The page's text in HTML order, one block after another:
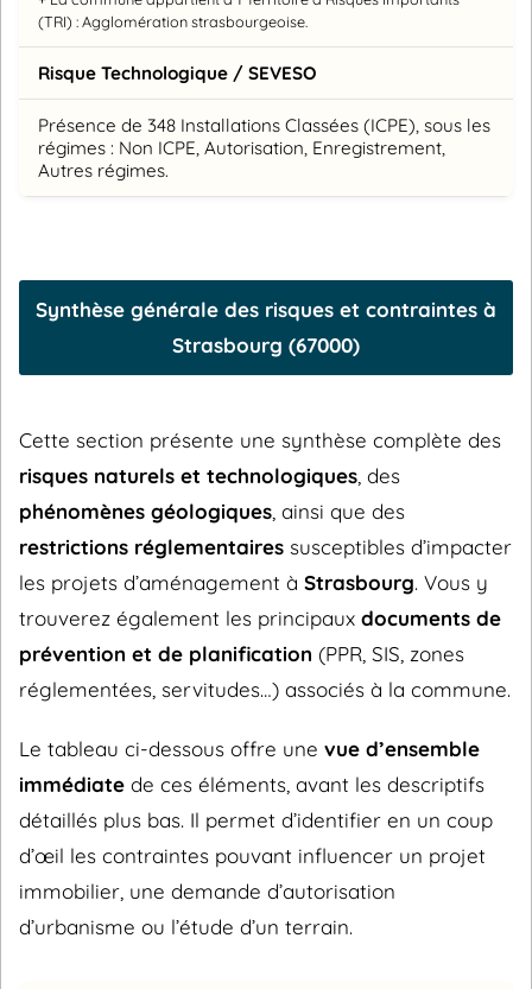
(TRI) : Agglomération strasbourgeoise.
Risque Technologique / SEVESO
Présence de 348 Installations Classées (ICPE), sous les
régimes : Non ICPE, Autorisation, Enregistrement,
Autres régimes.
Synthèse générale des risques et contraintes à
Strasbourg (67000)
Cette section présente une synthèse complète des
risques naturels et technologiques, des
phénomènes géologiques, ainsi que des
restrictions réglementaires susceptibles d’impacter
les projets d’aménagement à Strasbourg. Vous y
trouverez également les principaux documents de
prévention et de planification (PPR, SIS, zones
réglementées, servitudes…) associés à la commune.
Le tableau ci-dessous offre une vue d’ensemble
immédiate de ces éléments, avant les descriptifs
détaillés plus bas. Il permet d’identifier en un coup
d’œil les contraintes pouvant influencer un projet
immobilier, une demande d’autorisation
d’urbanisme ou l’étude d’un terrain.